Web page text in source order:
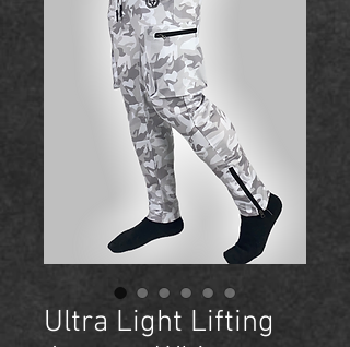
Ultra Light Lifting